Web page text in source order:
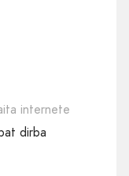
internete
dirba